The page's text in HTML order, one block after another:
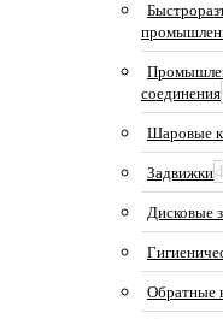
соединения
Шаровые
Задвижки4
Дисковые
Обратные